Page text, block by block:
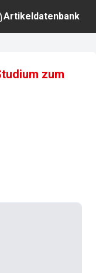
Artikeldatenbank
zum